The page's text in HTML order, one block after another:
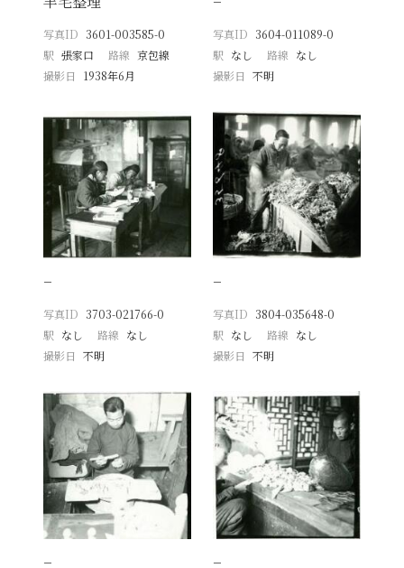
写真ID 3601-003585-0
駅 張家口 路線 京包線
撮影日
1938年6月
写真ID 3604-011089-0
駅 なし 路線 なし
撮影日 不明
−
写真ID 3703-021766-0
駅 なし 路線 なし
撮影日
不明
−
写真ID 3804-035648-0
駅 なし 路線 なし
撮影日 不明
− −